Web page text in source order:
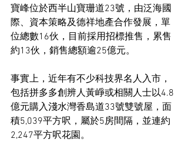
寶峰位於西半山寶珊道23號，由泛海國
際、資本策略及德祥地產合作發展，單
位總數16伙，目前採用招標推售，累售
約13伙，銷售總額逾25億元。
事實上，近年有不少科技界名人入市，
包括拼多多創辨人黃崢或相關人士以4.8
億元購入淺水灣香島道33號雙號屋，面
積5,039平方呎，屬於5房間隔，並連約
2,247平方呎花園。